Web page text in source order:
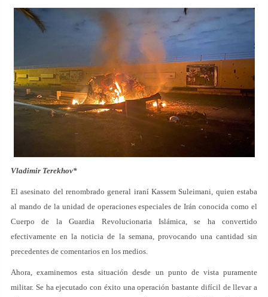
Vladimir Terekhov*
El asesinato del renombrado general iraní Kassem Suleimani, quien estaba
al mando de la unidad de operaciones especiales de Irán conocida como el
Cuerpo de la Guardia Revolucionaria Islámica, se ha convertido
efectivamente en la noticia de la semana, provocando una cantidad sin
precedentes de comentarios en los medios.
Ahora, examinemos esta situación desde un punto de vista puramente
militar. Se ha ejecutado con éxito una operación bastante difícil de llevar a